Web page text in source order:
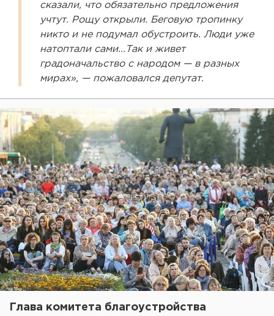
сказали, что обязательно предложения
учтут. Рощу открыли. Беговую тропинку
никто и не подумал обустроить. Люди уже
натоптали сами...Так и живет
градоначальство с народом — в разных
мирах», — пожаловался депутат.
Глава комитета благоустройства